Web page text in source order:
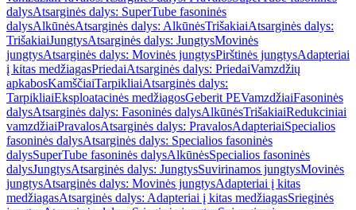
dalysAtsarginės dalys: SuperTube fasoninės
dalysAlkūnėsAtsarginės dalys: AlkūnėsTrišakiaiAtsarginės dalys:
TrišakiaiJungtysAtsarginės dalys: JungtysMovinės
jungtysAtsarginės dalys: Movinės jungtysPirštinės jungtysAdapteriai
į kitas medžiagasPriedaiAtsarginės dalys: PriedaiVamzdžių
apkabosKamščiaiTarpikliaiAtsarginės dalys:
TarpikliaiEksploatacinės medžiagosGeberit PEVamzdžiaiFasoninės
dalysAtsarginės dalys: Fasoninės dalysAlkūnėsTrišakiaiRedukciniai
vamzdžiaiPravalosAtsarginės dalys: PravalosAdapteriaiSpecialios
fasoninės dalysAtsarginės dalys: Specialios fasoninės
dalysSuperTube fasoninės dalysAlkūnėsSpecialios fasoninės
dalysJungtysAtsarginės dalys: JungtysSuvirinamos jungtysMovinės
jungtysAtsarginės dalys: Movinės jungtysAdapteriai į kitas
medžiagasAtsarginės dalys: Adapteriai į kitas medžiagasSrieginės